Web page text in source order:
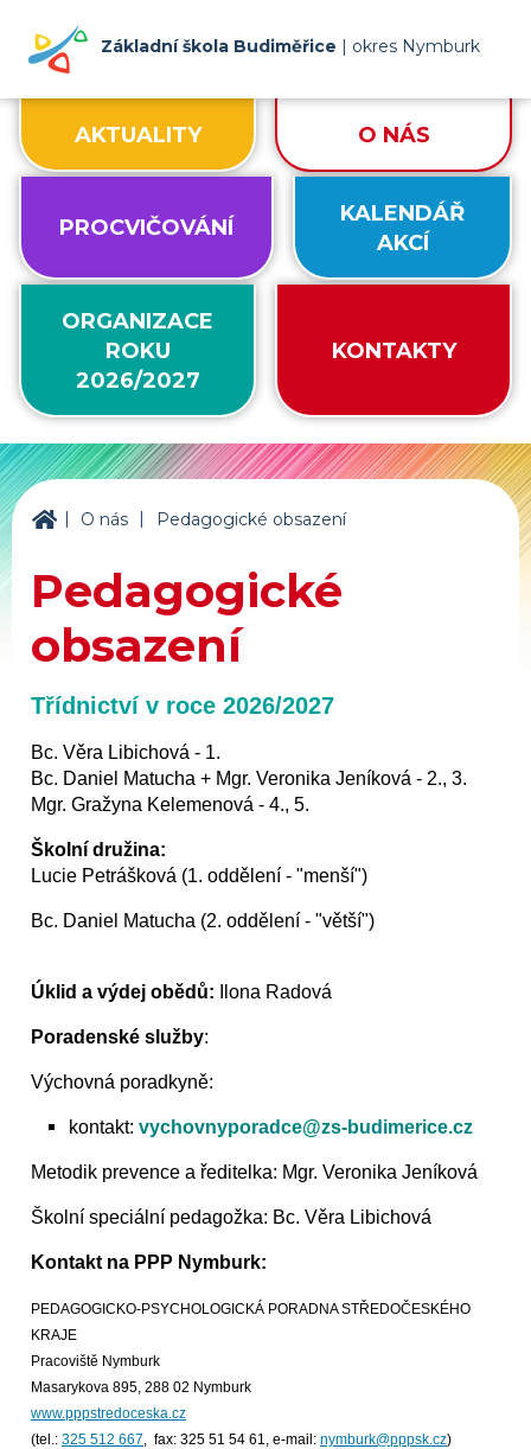
Základní škola Budiměřice | okres Nymburk
AKTUALITY O NÁS
PROCVIČOVÁNÍ
KALENDÁŘ
AKCÍ
ORGANIZACE
ROKU
2026/2027
KONTAKTY
ZŠ Budiměřice
| O nás | Pedagogické obsazení
Pedagogické
obsazení
Třídnictví v roce 2026/2027
Bc. Věra Libichová - 1.
Bc. Daniel Matucha + Mgr. Veronika Jeníková - 2., 3.
Mgr. Gražyna Kelemenová - 4., 5.
Školní družina:
Lucie Petrášková (1. oddělení - "menší")
Bc. Daniel Matucha (2. oddělení - "větší")
Úklid a výdej obědů: Ilona Radová
Poradenské služby:
Výchovná poradkyně:
kontakt: vychovnyporadce@zs-budimerice.cz
Metodik prevence a ředitelka: Mgr. Veronika Jeníková
Školní speciální pedagožka: Bc. Věra Libichová
Kontakt na PPP Nymburk:
PEDAGOGICKO-PSYCHOLOGICKÁ PORADNA STŘEDOČESKÉHO
KRAJE
Pracoviště Nymburk
Masarykova 895, 288 02 Nymburk
www.pppstredoceska.cz
(tel.: 325 512 667, fax: 325 51 54 61, e-mail: nymburk@pppsk.cz)